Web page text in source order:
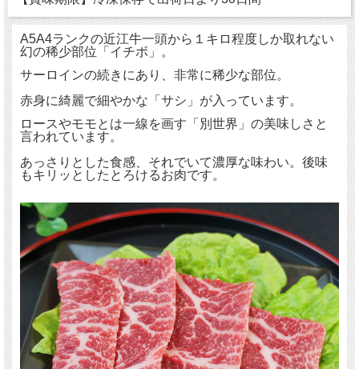
A5A4ランクの近江牛一頭から１キロ程度しか取れない
幻の稀少部位「イチボ」。
サーロインの続きにあり、非常に稀少な部位。
赤身に綺麗で細やかな「サシ」が入っています。
ロースやモモとは一線を画す「別世界」の美味しさと
言われています。
あっさりとした食感、それでいて濃厚な味わい。後味
もキリッとしたとろけるお肉です。